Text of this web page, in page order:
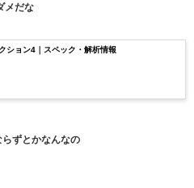
メだな
ション4｜スペック・解析情報
ずとかなんなの